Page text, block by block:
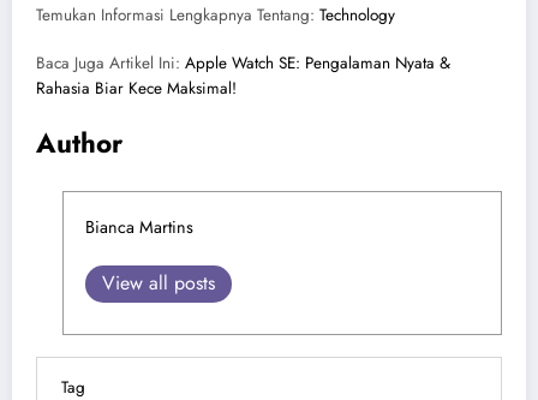
Temukan Informasi Lengkapnya Tentang: Technology
Baca Juga Artikel Ini: Apple Watch SE: Pengalaman Nyata &
Rahasia Biar Kece Maksimal!
Author
Bianca Martins
View all posts
Tag